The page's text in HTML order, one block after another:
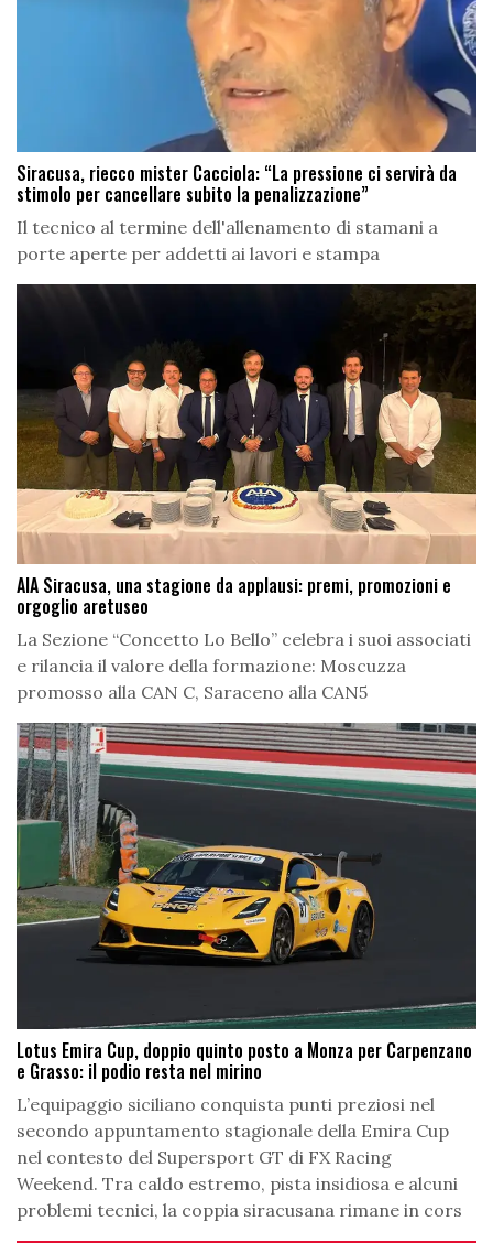
Siracusa, riecco mister Cacciola: “La pressione ci servirà da
stimolo per cancellare subito la penalizzazione”
Il tecnico al termine dell'allenamento di stamani a
porte aperte per addetti ai lavori e stampa
AIA Siracusa, una stagione da applausi: premi, promozioni e
orgoglio aretuseo
La Sezione “Concetto Lo Bello” celebra i suoi associati
e rilancia il valore della formazione: Moscuzza
promosso alla CAN C, Saraceno alla CAN5
Lotus Emira Cup, doppio quinto posto a Monza per Carpenzano
e Grasso: il podio resta nel mirino
L’equipaggio siciliano conquista punti preziosi nel
secondo appuntamento stagionale della Emira Cup
nel contesto del Supersport GT di FX Racing
Weekend. Tra caldo estremo, pista insidiosa e alcuni
problemi tecnici, la coppia siracusana rimane in cors